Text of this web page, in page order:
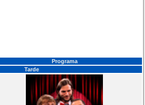
Programa
Tarde